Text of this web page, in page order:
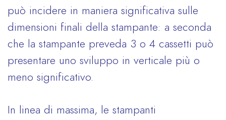
può incidere in maniera significativa sulle
dimensioni finali della stampante: a seconda
che la stampante preveda 3 o 4 cassetti può
presentare uno sviluppo in verticale più o
meno significativo.
In linea di massima, le stampanti